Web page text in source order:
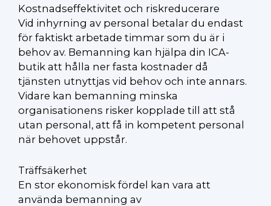
Kostnadseffektivitet och riskreducerare
Vid inhyrning av personal betalar du endast
för faktiskt arbetade timmar som du är i
behov av. Bemanning kan hjälpa din ICA-
butik att hålla ner fasta kostnader då
tjänsten utnyttjas vid behov och inte annars.
Vidare kan bemanning minska
organisationens risker kopplade till att stå
utan personal, att få in kompetent personal
när behovet uppstår.
Träffsäkerhet
En stor ekonomisk fördel kan vara att
använda bemanning av